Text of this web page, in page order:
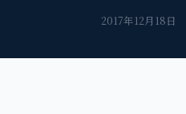
2017年12月18日